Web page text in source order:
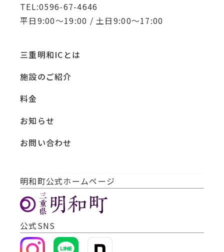
TEL:0596-67-4646
平日9:00～19:00 / 土日9:00～17:00
三重明和ICとは
施設のご紹介
料金
お知らせ
お問い合わせ
明和町公式ホームページ
公式SNS